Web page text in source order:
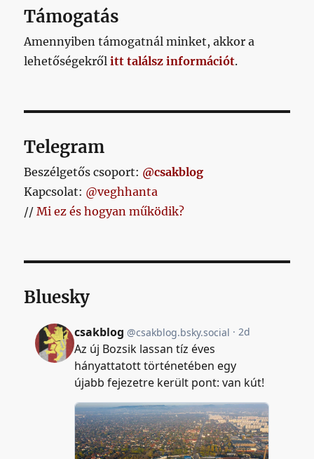
Támogatás
Amennyiben támogatnál minket, akkor a
lehetőségekrőlitt találsz információt.
Telegram
Beszélgetős csoport: @csakblog
Kapcsolat: @veghhanta
//Mi ez és hogyan működik?
Bluesky